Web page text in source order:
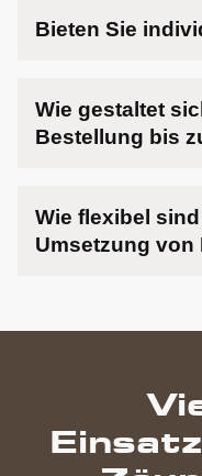
Bieten Sie
Wie gestaltet
Bestellung bis
Wie flexibel
Umsetzung von